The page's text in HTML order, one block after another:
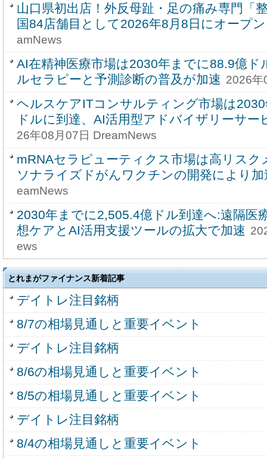
山口県初出店！外反母趾・足の痛み専門「
国84店舗目として2026年8月8日にオープン
amNews
AI在精神医療市場は2030年までに88.9億ド
ルセラピーと予測診断の普及が加速 2026年
ヘルスケアITコンサルティング市場は
ドルに到達、AI活用型アドバイザリーサー
26年08月07日 DreamNews
mRNAセラピューティクス市場は高リスク
ソナライズドがんワクチンの開発により加
eamNews
2030年までに2,505.4億ドル到達へ:遠隔医
想ケアとAI活用支援ツールの拡大で加速
ews
とれまがファイナンス新着記事
デイトレ注目銘柄
8/7の相場見通しと重要イベント
デイトレ注目銘柄
8/6の相場見通しと重要イベント
8/5の相場見通しと重要イベント
デイトレ注目銘柄
8/4の相場見通しと重要イベント